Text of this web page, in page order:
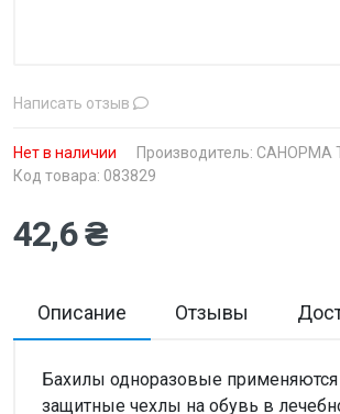
Написать отзыв
Нет в наличии Производитель: САНОРМА
Код товара: 083829
42,6 ₴
Описание Отзывы
Бахилы одноразовые применяются
защитные чехлы на обувь в